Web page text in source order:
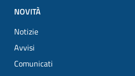
NOVITÀ
Notizie
Avvisi
Comunicati